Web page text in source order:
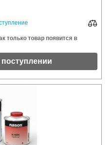
только товар появится в